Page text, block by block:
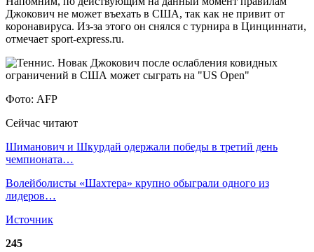
Джокович не может въехать в США, так как не привит от
коронавируса. Из-за этого он снялся с турнира в Цинциннати,
отмечает sport-express.ru.
Фото: AFP
Сейчас читают
Шиманович и Шкурдай одержали победы в третий день
чемпионата…
Волейболисты «Шахтера» крупно обыграли одного из
лидеров…
Источник
245